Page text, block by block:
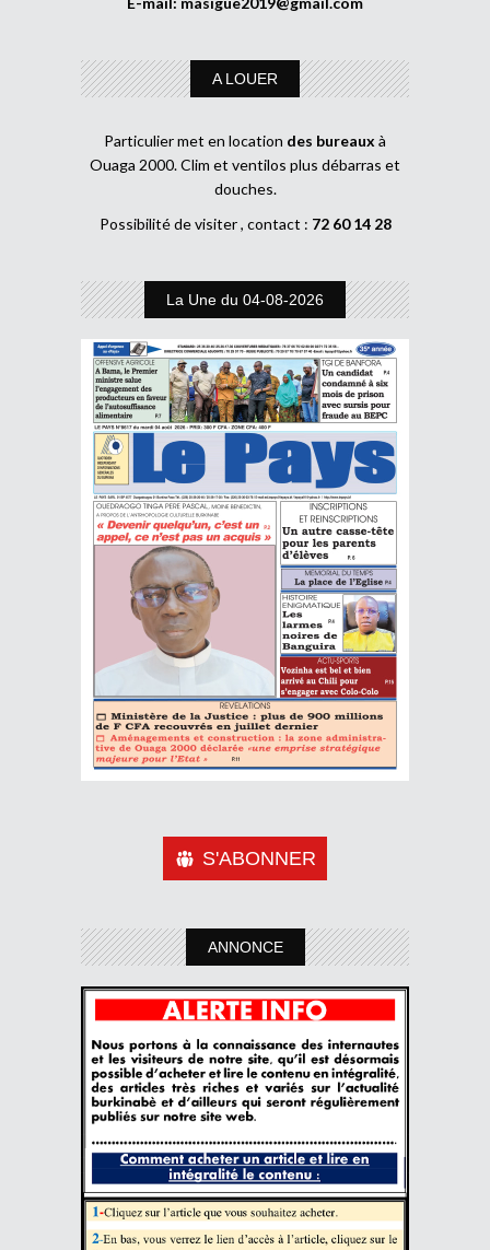
A LOUER
Particulier met en location des bureaux à
Ouaga 2000. Clim et ventilos plus débarras et
douches.
Possibilité de visiter , contact : 72 60 14 28
La Une du 04-08-2026
S'ABONNER
ANNONCE